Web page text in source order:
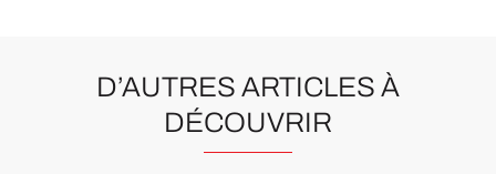
D’AUTRES ARTICLES À
DÉCOUVRIR